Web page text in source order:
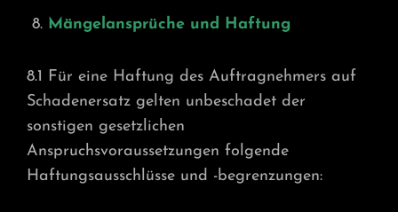
Mängelansprüche und Haftung
8.1 Für eine Haftung des Auftragnehmers auf
Schadenersatz gelten unbeschadet der
sonstigen gesetzlichen
Anspruchsvoraussetzungen folgende
Haftungsausschlüsse und -begrenzungen: